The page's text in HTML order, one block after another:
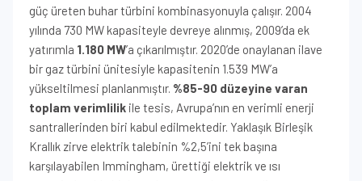
güç üreten buhar türbini kombinasyonuyla çalışır. 2004
yılında 730 MW kapasiteyle devreye alınmış, 2009’da ek
yatırımla 1.180 MW’a çıkarılmıştır. 2020’de onaylanan ilave
bir gaz türbini ünitesiyle kapasitenin 1.539 MW’a
yükseltilmesi planlanmıştır. %85-90 düzeyine varan
toplam verimlilik ile tesis, Avrupa’nın en verimli enerji
santrallerinden biri kabul edilmektedir. Yaklaşık Birleşik
Krallık zirve elektrik talebinin %2,5’ini tek başına
karşılayabilen Immingham, ürettiği elektrik ve ısı